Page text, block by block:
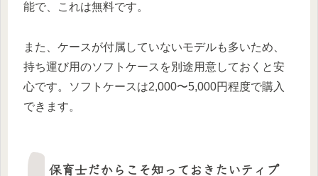
能で、これは無料です。
また、ケースが付属していないモデルも多いため、
持ち運び用のソフトケースを別途用意しておくと安
心です。ソフトケースは2,000〜5,000円程度で購入
できます。
保育士だからこそ知っておきたいティプ